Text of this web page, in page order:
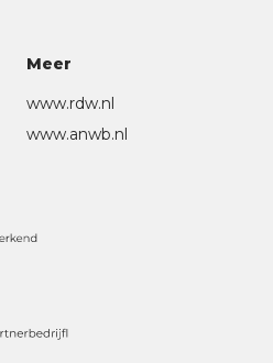
Meer
www.rdw.nl
www.anwb.nl